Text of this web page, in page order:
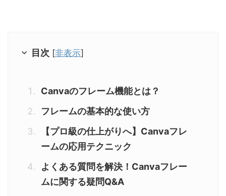
目次 [非表示]
Canvaのフレーム機能とは？
フレームの基本的な使い方
【プロ級の仕上がりへ】Canvaフレ
ームの応用テクニック
よくある質問を解決！Canvaフレー
ムに関する疑問Q&A